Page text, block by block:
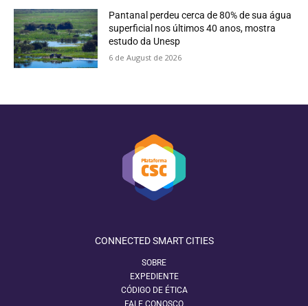
Pantanal perdeu cerca de 80% de sua água
superficial nos últimos 40 anos, mostra
estudo da Unesp
6 de August de 2026
CONNECTED SMART CITIES
SOBRE
EXPEDIENTE
CÓDIGO DE ÉTICA